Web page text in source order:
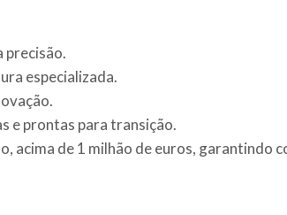
precisão.
especializada.
e prontas para transição.
acima de 1 milhão de euros, garantindo